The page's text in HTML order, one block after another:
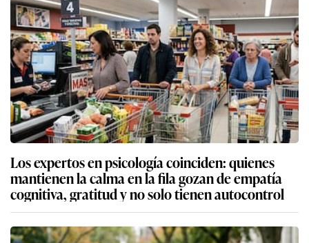
Los expertos en psicología coinciden: quienes
mantienen la calma en la fila gozan de empatía
cognitiva, gratitud y no solo tienen autocontrol